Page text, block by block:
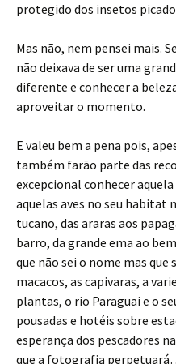
protegido dos insetos
Mas não, nem pensei mais.
não deixava de ser uma
diferente e conhecer a
aproveitar o momento.
E valeu bem a pena pois,
também farão parte das
excepcional conhecer
aquelas aves no seu
tucano, das araras aos
barro, da grande ema ao
que não sei o nome mas que
macacos, as capivaras, a
plantas, o rio Paraguai e o
pousadas e hotéis sobre
esperança dos pescadores
que a fotografia